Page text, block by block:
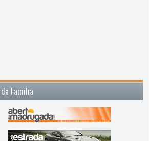
Família